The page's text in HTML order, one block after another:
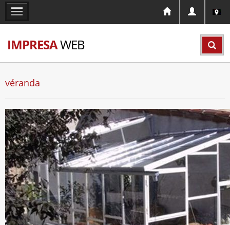
IMPRESAWEB
véranda